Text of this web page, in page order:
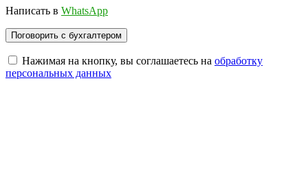
Написать в WhatsApp
Нажимая на кнопку, вы соглашаетесь на обработку
персональных данных